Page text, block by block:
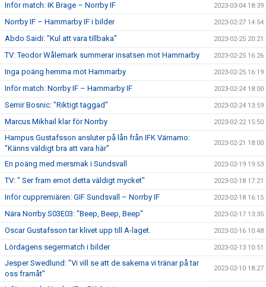
Inför match: IK Brage – Norrby IF 2023-03-04 18:39
Norrby IF – Hammarby IF i bilder 2023-02-27 14:54
Abdo Saidi: "Kul att vara tillbaka" 2023-02-25 20:21
TV: Teodor Wålemark summerar insatsen mot Hammarby 2023-02-25 16:26
Inga poäng hemma mot Hammarby 2023-02-25 16:19
Inför match: Norrby IF – Hammarby IF 2023-02-24 18:00
Semir Bosnic: "Riktigt taggad" 2023-02-24 13:59
Marcus Mikhail klar för Norrby 2023-02-22 15:50
Hampus Gustafsson ansluter på lån från IFK Värnamo:
"Känns väldigt bra att vara här"
2023-02-21 18:00
En poäng med mersmak i Sundsvall 2023-02-19 19:53
TV: " Ser fram emot detta väldigt mycket" 2023-02-18 17:21
Inför cuppremiären: GIF Sundsvall – Norrby IF 2023-02-18 16:15
Nära Norrby S03E03: "Beep, Beep, Beep" 2023-02-17 13:35
Oscar Gustafsson tar klivet upp till A-laget. 2023-02-16 10:48
Lördagens segermatch i bilder 2023-02-13 10:51
Jesper Swedlund: ”Vi vill se att de sakerna vi tränar på tar
oss framåt”
2023-02-10 18:27